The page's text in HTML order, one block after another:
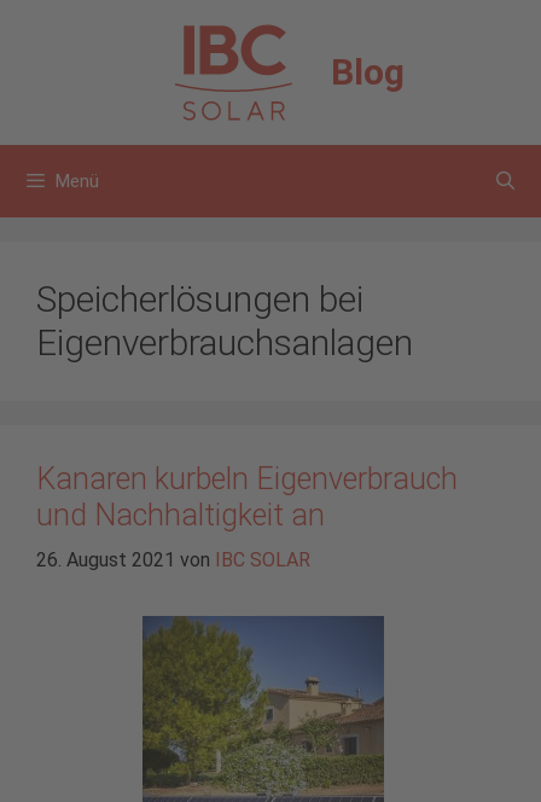
Blog
Menü
Speicherlösungen bei
Eigenverbrauchsanlagen
Kanaren kurbeln Eigenverbrauch
und Nachhaltigkeit an
26. August 2021 von IBC SOLAR